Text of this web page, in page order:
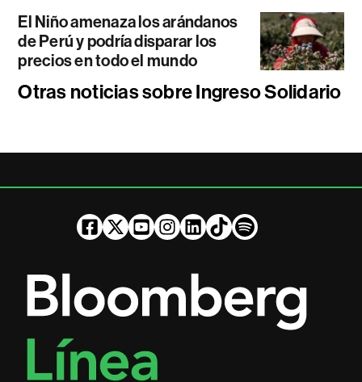
El Niño amenaza los arándanos
de Perú y podría disparar los
precios en todo el mundo
Otras noticias sobre Ingreso Solidario